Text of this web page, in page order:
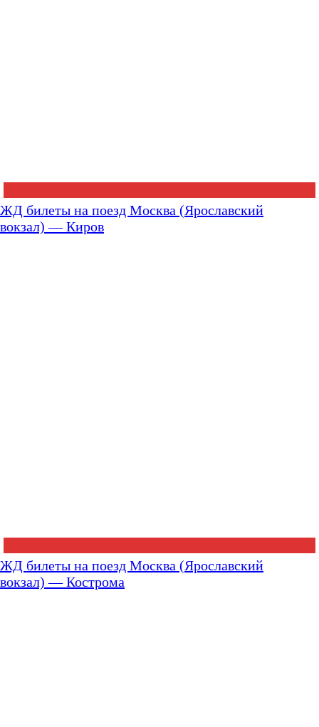
ЖД билеты на поезд Москва (Ярославский
вокзал) — Киров
ЖД билеты на поезд Москва (Ярославский
вокзал) — Кострома